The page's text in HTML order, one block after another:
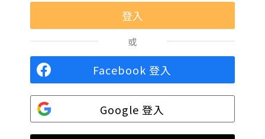
或
Facebook 登入
Google 登入